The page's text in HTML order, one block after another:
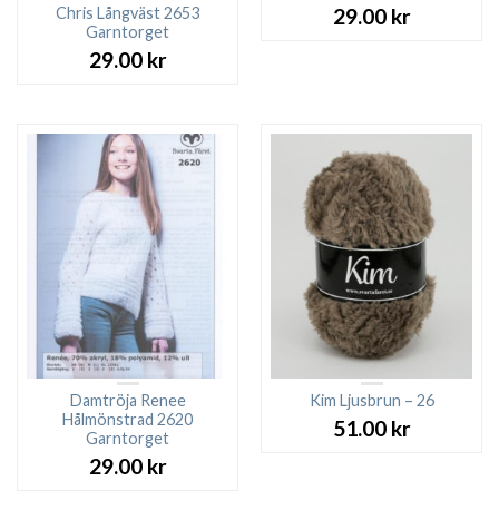
Chris Långväst 2653
Garntorget
29.00 kr
29.00 kr
Damtröja Renee
Hålmönstrad 2620
Garntorget
29.00 kr
Kim Ljusbrun – 26
51.00 kr